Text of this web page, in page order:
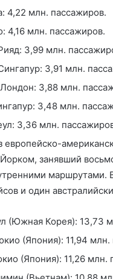
4,22 млн. пассажиров.
4,16 млн. пассажиров.
3,99 млн.
3,91 млн.
3,88 млн.
3,48 млн.
3,36 млн.
европейско-
занявший
маршрутами.
и один
(Южная Корея): 13,73
(Япония): 11,94 млн.
(Япония): 11,26 млн.